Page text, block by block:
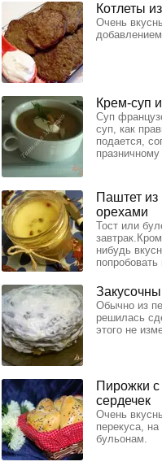
Котлеты
Очень
Крем-суп
Суп
суп, как
подается,
Паштет из
орехами
Тост или
нибудь
Обычно из
решилась
этого не
Пирожки с
сердечек
Очень
перекуса,
бульонам.